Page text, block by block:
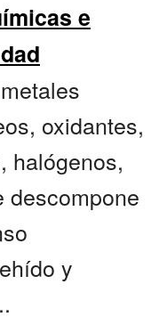
e
oxidantes,
halógenos,
descompone
y